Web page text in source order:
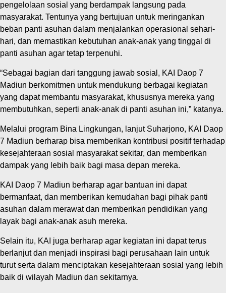
pengelolaan sosial yang berdampak langsung pada
masyarakat. Tentunya yang bertujuan untuk meringankan
beban panti asuhan dalam menjalankan operasional sehari-
hari, dan memastikan kebutuhan anak-anak yang tinggal di
panti asuhan agar tetap terpenuhi.
“Sebagai bagian dari tanggung jawab sosial, KAI Daop 7
Madiun berkomitmen untuk mendukung berbagai kegiatan
yang dapat membantu masyarakat, khususnya mereka yang
membutuhkan, seperti anak-anak di panti asuhan ini,” katanya.
Melalui program Bina Lingkungan, lanjut Suharjono, KAI Daop
7 Madiun berharap bisa memberikan kontribusi positif terhadap
kesejahteraan sosial masyarakat sekitar, dan memberikan
dampak yang lebih baik bagi masa depan mereka.
KAI Daop 7 Madiun berharap agar bantuan ini dapat
bermanfaat, dan memberikan kemudahan bagi pihak panti
asuhan dalam merawat dan memberikan pendidikan yang
layak bagi anak-anak asuh mereka.
Selain itu, KAI juga berharap agar kegiatan ini dapat terus
berlanjut dan menjadi inspirasi bagi perusahaan lain untuk
turut serta dalam menciptakan kesejahteraan sosial yang lebih
baik di wilayah Madiun dan sekitarnya.